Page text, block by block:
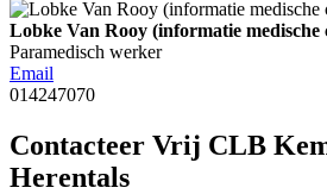
Lobke Van Rooy (informatie medische
Paramedisch werker
Email
014247070
Contacteer Vrij CLB
Herentals